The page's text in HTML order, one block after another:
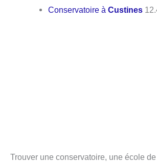
Conservatoire àCustines
Trouver une conservatoire, une école